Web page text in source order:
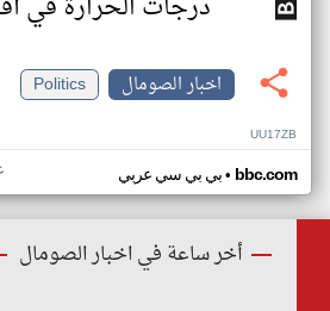
اخبار الصومال
Politics
UU17ZB
بي بي سي عربي• bbc.com
أخر ساعة في اخبار الصومال